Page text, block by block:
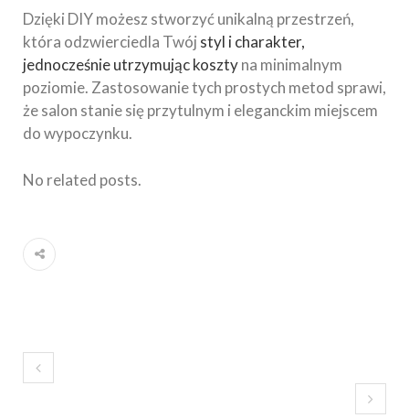
Dzięki DIY możesz stworzyć unikalną przestrzeń,
która odzwierciedla Twój styl i charakter,
jednocześnie utrzymując kosztyna minimalnym
poziomie. Zastosowanie tych prostych metod sprawi,
że salon stanie się przytulnym i eleganckim miejscem
do wypoczynku.
No related posts.